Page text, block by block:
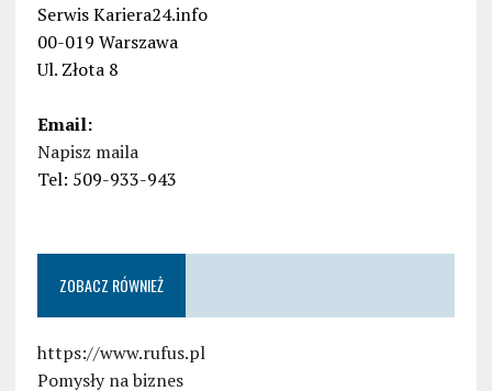
Serwis Kariera24.info
00-019 Warszawa
Ul. Złota 8
Email:
Napisz maila
Tel: 509-933-943
ZOBACZ RÓWNIEŻ
https://www.rufus.pl
Pomysły na biznes